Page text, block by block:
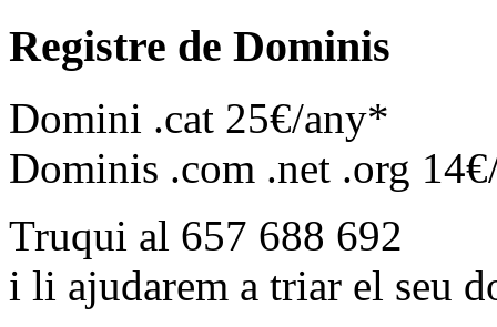
Registre de Dominis
Domini .cat 25€/any*
Dominis .com .net .org
Truqui al 657 688 692
i li ajudarem a triar el seu